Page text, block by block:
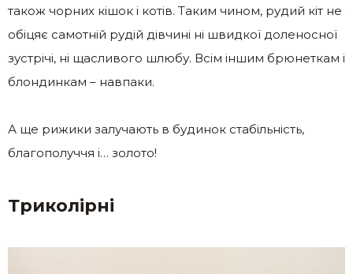
також чорних кішок і котів. Таким чином, рудий кіт не
обіцяє самотній рудій дівчині ні швидкої доленосної
зустрічі, ні щасливого шлюбу. Всім іншим брюнеткам і
блондинкам – навпаки.
А ще рижики залучають в будинок стабільність,
благополуччя і… золото!
Триколірні